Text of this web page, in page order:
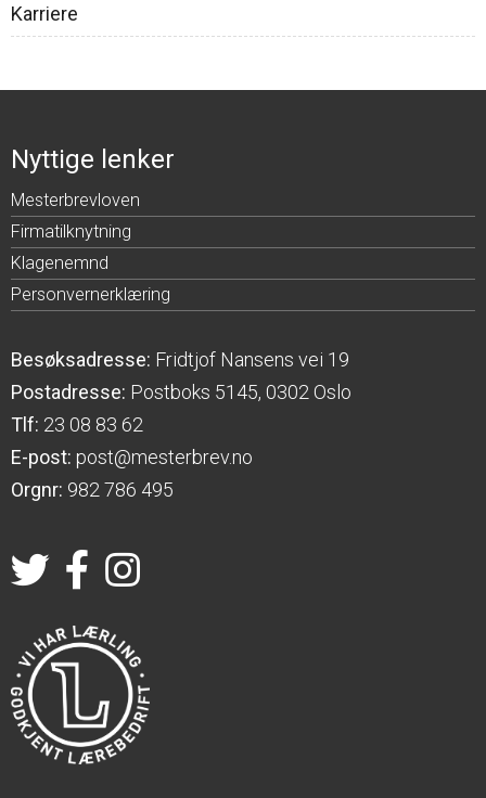
Karriere
Nyttige lenker
Mesterbrevloven
Firmatilknytning
Klagenemnd
Personvernerklæring
Besøksadresse: Fridtjof Nansens vei 19
Postadresse: Postboks 5145, 0302 Oslo
Tlf: 23 08 83 62
E-post: post@mesterbrev.no
Orgnr: 982 786 495